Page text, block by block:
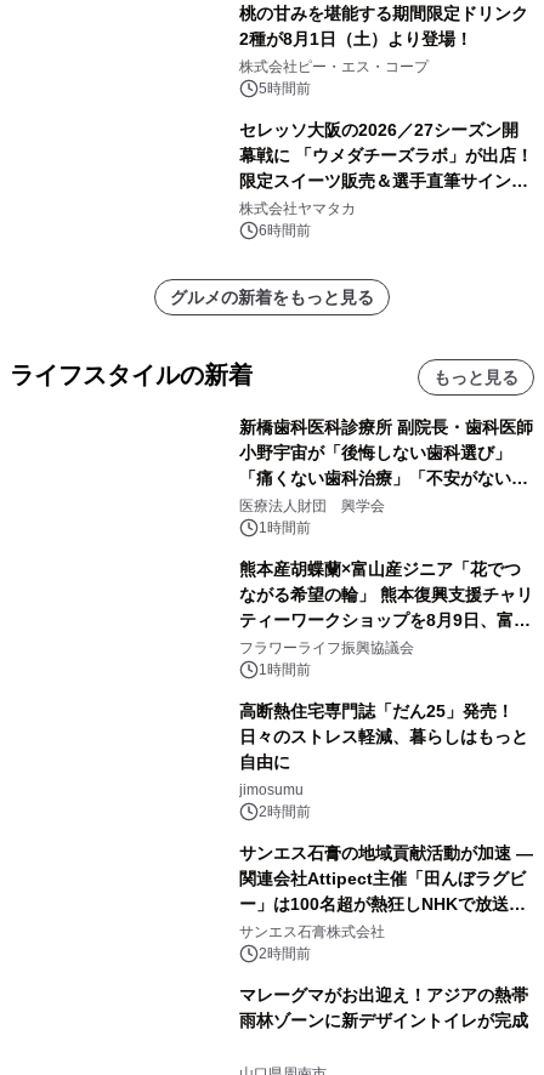
桃の甘みを堪能する期間限定ドリンク
2種が8月1日（土）より登場！
株式会社ピー・エス・コープ
5時間前
セレッソ大阪の2026／27シーズン開
幕戦に 「ウメダチーズラボ」が出店！
限定スイーツ販売＆選手直筆サイング
ッズが当たる抽選会を 8月8日に開催
株式会社ヤマタカ
6時間前
グルメの新着をもっと見る
ライフスタイルの新着 もっと見る
新橋歯科医科診療所 副院長・歯科医師
小野宇宙が「後悔しない歯科選び」
「痛くない歯科治療」「不安がない治
療計画」をテーマに専門監修
医療法人財団 興学会
1時間前
熊本産胡蝶蘭×富山産ジニア「花でつ
ながる希望の輪」 熊本復興支援チャリ
ティーワークショップを8月9日、富
山・射水で開催
フラワーライフ振興協議会
1時間前
高断熱住宅専門誌「だん25」発売！
日々のストレス軽減、暮らしはもっと
自由に
jimosumu
2時間前
サンエス石膏の地域貢献活動が加速 ―
関連会社Attipect主催「田んぼラグビ
ー」は100名超が熱狂しNHKで放送さ
れました。
サンエス石膏株式会社
2時間前
マレーグマがお出迎え！アジアの熱帯
雨林ゾーンに新デザイントイレが完成